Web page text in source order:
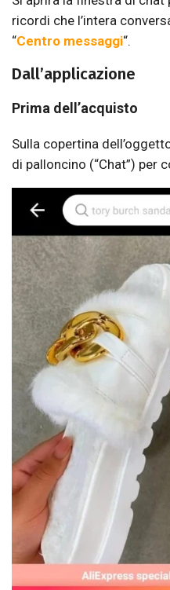
ricordi che l’intera
“Centro messaggi“.
Dall’applicazione
Prima dell’acquisto
Sulla copertina
di palloncino (“Chat”) per